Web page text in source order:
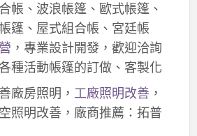
帳、波浪帳篷、歐式帳篷、
篷、屋式組合帳、宮廷帳
，專業設計開發，歡迎洽詢
種活動帳篷的訂做、客製化
廠房照明， 工廠照明改善，
照明改善，廠商推薦：拓普